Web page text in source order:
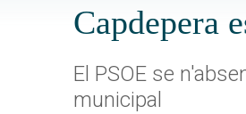
Capdepera
El PSOE se
municipal